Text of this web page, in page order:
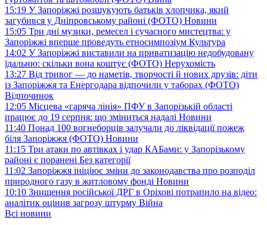
15:19 У Запоріжжі розшукують батьків хлопчика, який
загубився у Дніпровському районі (ФОТО) Новини
15:05 Три дні музики, ремесел і сучасного мистецтва: у
Запоріжжі вперше проведуть етносимпозіум Культура
14:02 У Запоріжжі виставили на приватизацію недобудовану
їдальню: скільки вона коштує (ФОТО) Нерухомість
13:27 Від тривог — до наметів, творчості й нових друзів: діти
із Запоріжжя та Енергодара відпочили у таборах (ФОТО)
Відпочинок
12:05 Місцева «гаряча лінія» ПФУ в Запорізькій області
працює до 19 серпня: що зміниться надалі Новини
11:40 Понад 100 вогнеборців залучали до ліквідації пожеж
біля Запоріжжя (ФОТО) Новини
11:15 Три атаки по автівках і удар КАБами: у Запорізькому
районі є поранені Без категорії
11:02 Запоріжжя ініціює зміни до законодавства про розподіл
природного газу в житловому фонді Новини
10:10 Знищення російської ДРГ в Оріхові потрапило на відео:
аналітик оцінив загрозу штурму Війна
Всі новини